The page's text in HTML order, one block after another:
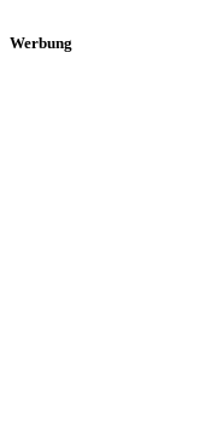
Werbung